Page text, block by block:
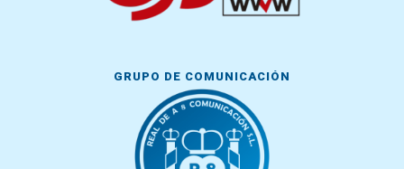
GRUPO DE COMUNICACIÓN